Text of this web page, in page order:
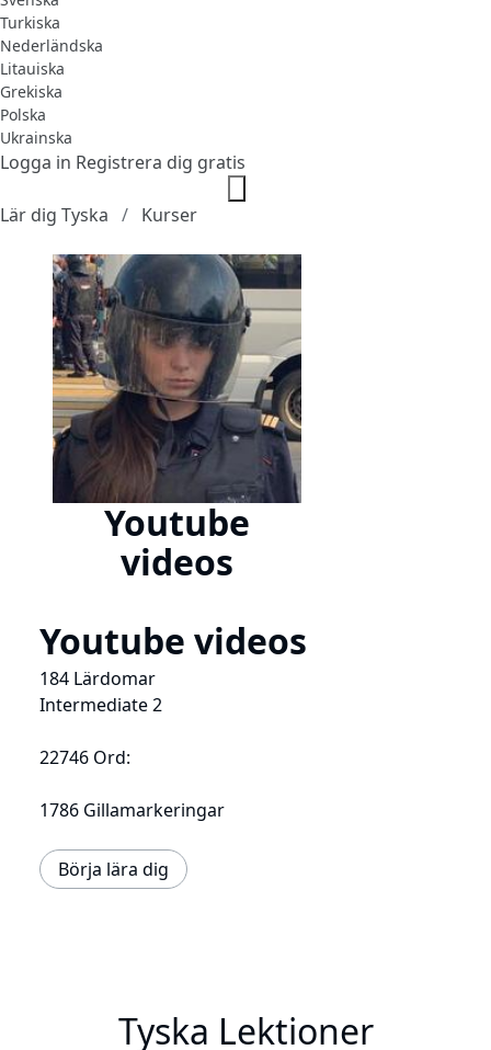
Turkiska
Nederländska
Litauiska
Grekiska
Polska
Ukrainska
Logga in Registrera dig gratis
Lär dig Tyska Kurser
Youtube
videos
Youtube videos
184 Lärdomar
Intermediate 2
22746 Ord:
1786 Gillamarkeringar
Börja lära dig
Tyska Lektioner